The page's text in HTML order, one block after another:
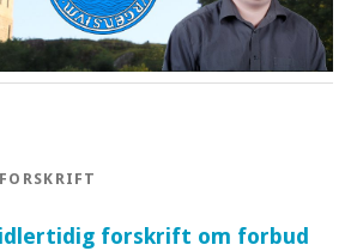
FORSKRIFT
forskrift om forbud